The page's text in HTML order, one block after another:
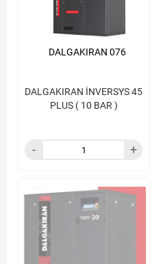
DALGAKIRAN İNVERSYS 45
PLUS ( 10 BAR )
DALGAKIRAN 076